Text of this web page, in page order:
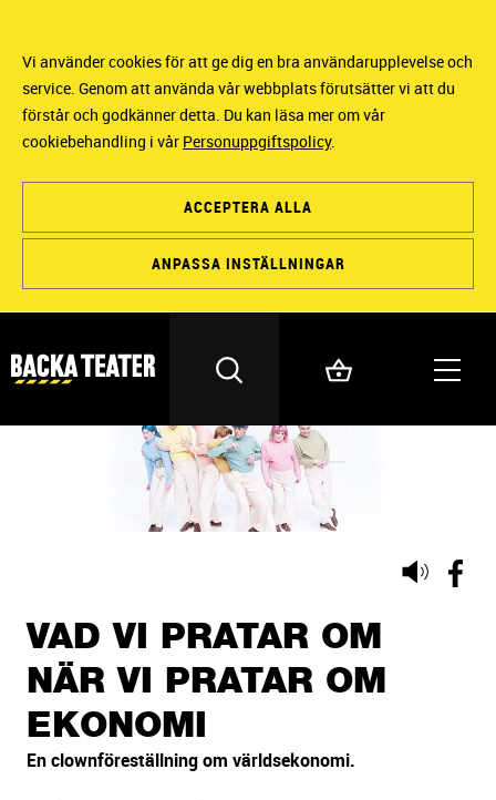
Vi använder cookies för att ge dig en bra användarupplevelse och
service. Genom att använda vår webbplats förutsätter vi att du
förstår och godkänner detta. Du kan läsa mer om vår
cookiebehandling i vår Personuppgiftspolicy.
ACCEPTERA ALLA
ANPASSA INSTÄLLNINGAR
Lyssna
VAD VI PRATAR OM
NÄR VI PRATAR OM
EKONOMI
En clownföreställning om världsekonomi.